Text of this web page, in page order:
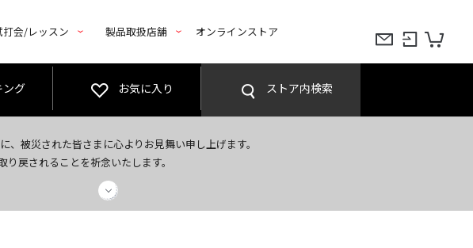
打会/レッスン 製品取扱店舗 オンラインストア
ング お気に入り ストア内検索
被災された皆さまに心よりお見舞い申し上げます。
戻されることを祈念いたします。
ンプレゼント！
＞